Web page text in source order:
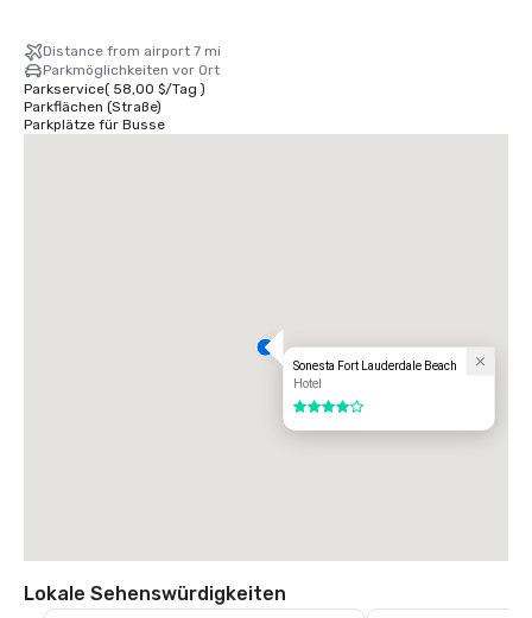
Distance from airport 7 mi
Parkmöglichkeiten vor Ort
Parkservice( 58,00 $/Tag )
Parkflächen (Straße)
Parkplätze für Busse
Sonesta Fort Lauderdale Beach
Hotel
4 von 5
Lokale Sehenswürdigkeiten